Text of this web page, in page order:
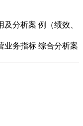
分析案 例（绩效、
业务指标 综合分析案